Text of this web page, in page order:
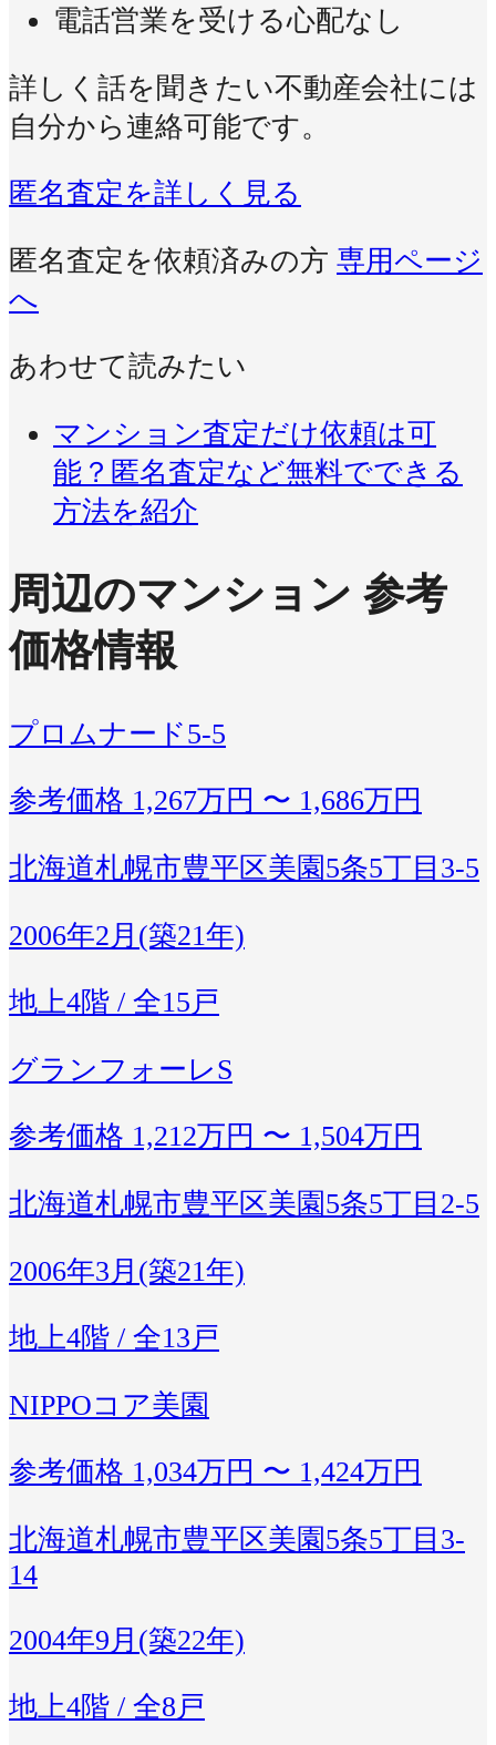
電話営業を受ける心配なし
詳しく話を聞きたい不動産会社には
自分から連絡可能です。
匿名査定を詳しく見る
匿名査定を依頼済みの方 専用ページ
へ
あわせて読みたい
マンション査定だけ依頼は可
能？匿名査定など無料でできる
方法を紹介
周辺のマンション 参考
価格情報
プロムナード5-5
参考価格 1,267万円 〜 1,686万円
北海道札幌市豊平区美園5条5丁目3-5
2006年2月(築21年)
地上4階 / 全15戸
グランフォーレS
参考価格 1,212万円 〜 1,504万円
北海道札幌市豊平区美園5条5丁目2-5
2006年3月(築21年)
地上4階 / 全13戸
NIPPOコア美園
参考価格 1,034万円 〜 1,424万円
北海道札幌市豊平区美園5条5丁目3-
14
2004年9月(築22年)
地上4階 / 全8戸